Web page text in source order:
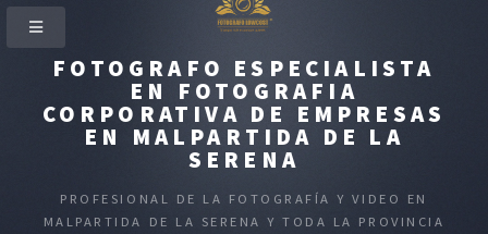
FOTOGRAFO ESPECIALISTA
EN FOTOGRAFIA
CORPORATIVA DE EMPRESAS
EN MALPARTIDA DE LA
SERENA
PROFESIONAL DE LA FOTOGRAFÍA Y VIDEO EN
MALPARTIDA DE LA SERENA Y TODA LA PROVINCIA